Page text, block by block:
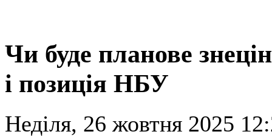
Чи буде планове
і позиція НБУ
Неділя, 26 жовтня 2025